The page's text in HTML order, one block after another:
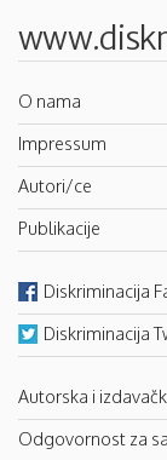
O nama
Impressum
Autori/ce
Publikacije
Diskriminacija
Diskriminacija
Autorska i
Odgovornost za